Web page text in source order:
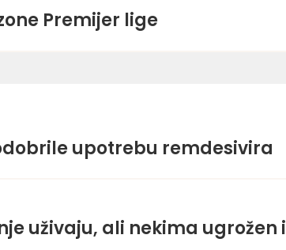
Premijer lige
upotrebu remdesivira
uživaju, ali nekima ugrožen i